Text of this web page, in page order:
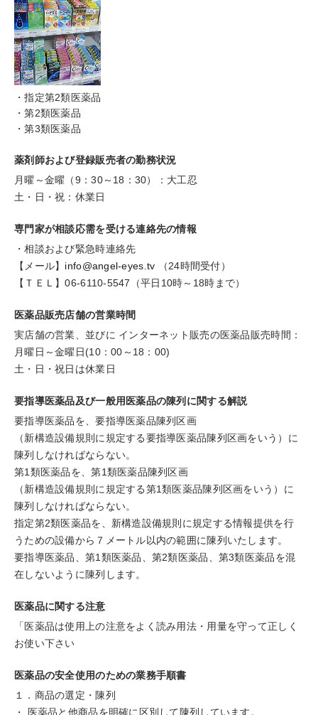
・指定第2類医薬品
・第2類医薬品
・第3類医薬品
薬剤師および登録販売者の勤務状況
月曜～金曜（9：30～18：30）：大工忍
土・日・祝：休業日
専門家が相談応需を受ける連絡先の情報
・相談および緊急時連絡先
【メール】 info@angel-eyes.tv （24時間受付）
【ＴＥＬ】06-6110-5547（平日10時～18時まで）
医薬品販売店舗の営業時間
実店舗の営業、並びに インターネット販売の医薬品販売時間：
月曜日～金曜日(10：00～18：00)
土・日・祝日は休業日
要指導医薬品及び一般用医薬品の陳列に関する解説
要指導医薬品を、要指導医薬品陳列区画
（新構造設備規則に規定する要指導医薬品陳列区画をいう）に
陳列しなければならない。
第1類医薬品を、第1類医薬品陳列区画
（新構造設備規則に規定する第1類医薬品陳列区画をいう）に
陳列しなければならない。
指定第2類医薬品を、新構造設備規則に規定する情報提供を行
うための設備から７メートル以内の範囲に陳列いたします。
要指導医薬品、第1類医薬品、第2類医薬品、第3類医薬品を混
在しないように陳列します。
医薬品に関する注意
「医薬品は使用上の注意をよく読み用法・用量を守って正しく
お使い下さい
医薬品の安全使用のための業務手順書
１．商品の選定・陳列
・ 医薬品と他商品を明確に区別して陳列しています。